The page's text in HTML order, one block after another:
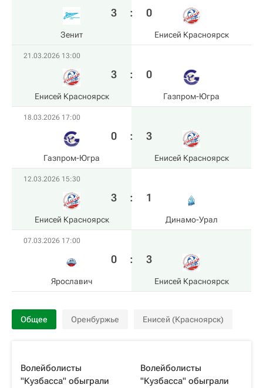
Зенит
3 : 0
Енисей Красноярск
21.03.2026 13:00
Енисей Красноярск
3 : 0
Газпром-Югра
18.03.2026 17:00
Газпром-Югра
0 : 3
Енисей Красноярск
12.03.2026 15:30
Енисей Красноярск
3 : 1
Динамо-Урал
07.03.2026 17:00
Ярославич
0 : 3
Енисей Красноярск
Общее Оренбуржье Енисей (Красноярск)
Волейболисты
"Кузбасса" обыграли
Волейболисты
"Кузбасса" обыграли